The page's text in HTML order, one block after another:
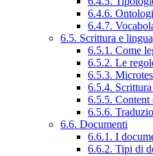
6.4.6.
6.4.7.
6.5. Scrittura e
6.5.1. Come
6.5.2. Le
6.5.3.
6.5.4.
6.5.5. Content
6.5.6.
6.6. Documenti
6.6.1. I
6.6.2. Tipi di